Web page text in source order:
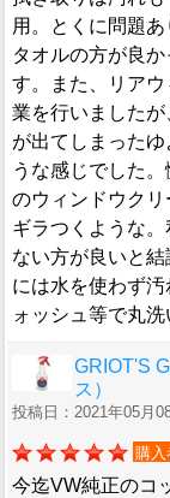
用。とくに問題
タオルの方が良
す。また、リア
業を行いました
が出てしまった
うな感じでした
のウィンドウク
ギラつくような
ない方が良いと
には水を使わず
ォッシュ等で丸
GRIOT'S
ス）
投稿日：2021年05月
購入
今迄VW純正のコ